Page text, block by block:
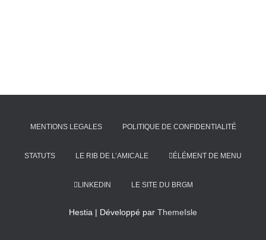
MENTIONS LEGALES POLITIQUE DE CONFIDENTIALITÉ
STATUTS LE RIB DE L’AMICALE ÉLÉMENT DE MENU
LINKEDIN LE SITE DU BRGM
Hestia | Développé par ThemeIsle